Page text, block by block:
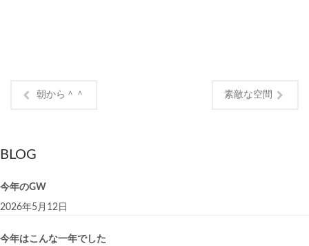
朝から＾＾ 素敵な空間
BLOG
今年のGW
2026年5月12日
今年はこんな一年でした